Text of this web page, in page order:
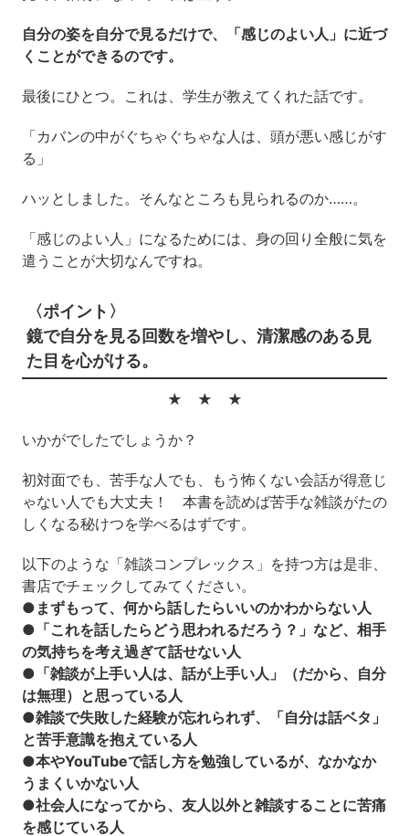
自分の姿を自分で見るだけで、「感じのよい人」に近づ
くことができるのです。
最後にひとつ。これは、学生が教えてくれた話です。
「カバンの中がぐちゃぐちゃな人は、頭が悪い感じがす
る」
ハッとしました。そんなところも見られるのか……。
「感じのよい人」になるためには、身の回り全般に気を
遣うことが大切なんですね。
〈ポイント〉
鏡で自分を見る回数を増やし、清潔感のある見
た目を心がける。
★ ★ ★
いかがでしたでしょうか？
初対面でも、苦手な人でも、もう怖くない会話が得意じ
ゃない人でも大丈夫！ 本書を読めば苦手な雑談がたの
しくなる秘けつを学べるはずです。
以下のような 「雑談コンプレックス」を持つ方は是非、
書店でチェックしてみてください。
●まずもって、何から話したらいいのかわからない人
●「これを話したらどう思われるだろう？」など、相手
の気持ちを考え過ぎて話せない人
●「雑談が上手い人は、話が上手い人」（だから、自分
は無理）と思っている人
●雑談で失敗した経験が忘れられず、「自分は話ベタ」
と苦手意識を抱えている人
●本やYouTubeで話し方を勉強しているが、なかなか
うまくいかない人
●社会人になってから、友人以外と雑談することに苦痛
を感じている人